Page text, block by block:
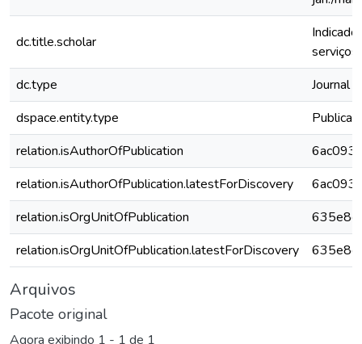
dc.title.scholar
serviços
dc.type
Journal
dspace.entity.type
relation.isAuthorOfPublication
relation.isAuthorOfPublication.latestForDiscovery
relation.isOrgUnitOfPublication
relation.isOrgUnitOfPublication.latestForDiscovery
Arquivos
Pacote original
Agora exibindo 1 - 1 de 1